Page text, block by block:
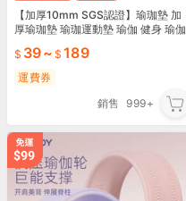
【加厚10mm SGS認證】瑜珈墊 加
厚瑜珈墊 瑜珈運動墊 瑜伽 健身 瑜伽
39~ 189
運費券
銷售
999+